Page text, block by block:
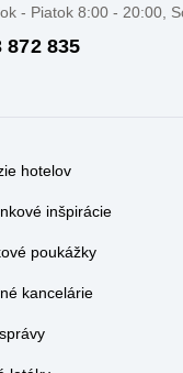
- Piatok 8:00 - 20:00,
872 835
hotelov
inšpirácie
poukážky
kancelárie